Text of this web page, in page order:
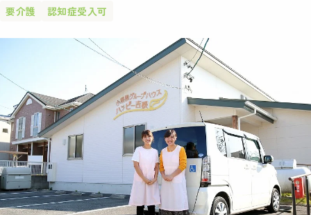
要介護 認知症受入可